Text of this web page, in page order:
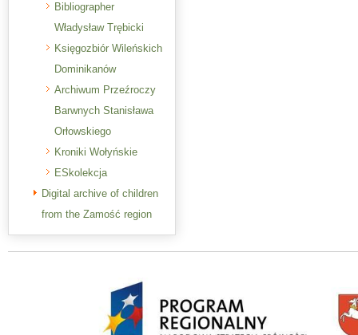
Bibliographer
Władysław Trębicki
Księgozbiór Wileńskich
Dominikanów
Archiwum Przeźroczy
Barwnych Stanisława
Orłowskiego
Kroniki Wołyńskie
ESkolekcja
Digital archive of children
from the Zamość region